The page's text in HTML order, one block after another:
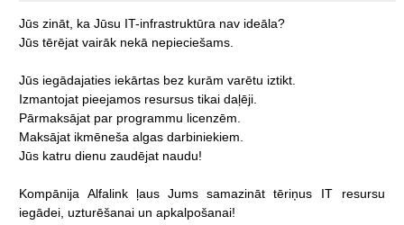
Jūs zināt, ka Jūsu IT-infrastruktūra nav ideāla?
Jūs tērējat vairāk nekā nepieciešams.
Jūs iegādajaties iekārtas bez kurām varētu iztikt.
Izmantojat pieejamos resursus tikai daļēji.
Pārmaksājat par programmu licenzēm.
Maksājat ikmēneša algas darbiniekiem.
Jūs katru dienu zaudējat naudu!
Kompānija Alfalink ļaus Jums samazināt tēriņus IT
resursu
iegādei, uzturēšanai un apkalpošanai!